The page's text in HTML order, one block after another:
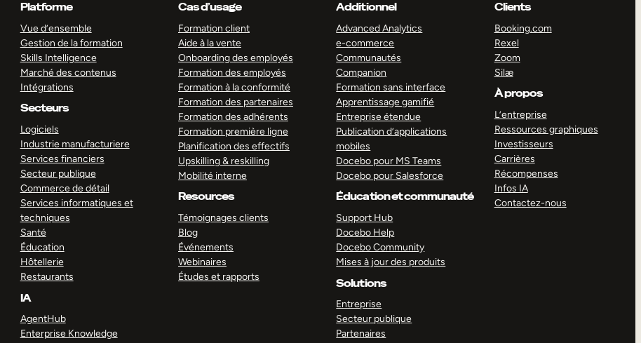
Platforme
Vue d’ensemble
Gestion de la formation
Skills Intelligence
Marché des contenus
Intégrations
Secteurs
Logiciels
Industrie manufacturiere
Services financiers
Secteur publique
Commerce de détail
Services informatiques et
techniques
Santé
Éducation
Hôtellerie
Restaurants
IA
AgentHub
Enterprise Knowledge
Cas d’usage
Formation client
Aide à la vente
Onboarding des employés
Formation des employés
Formation à la conformité
Formation des partenaires
Formation des adhérents
Formation première ligne
Planification des effectifs
Upskilling & reskilling
Mobilité interne
Resources
Témoignages clients
Blog
Événements
Webinaires
Études et rapports
Additionnel
Advanced Analytics
e-commerce
Communautés
Companion
Formation sans interface
Apprentissage gamifié
Entreprise étendue
Publication d’applications
mobiles
Docebo pour MS Teams
Docebo pour Salesforce
Éducation et communauté
Support Hub
Docebo Help
Docebo Community
Mises à jour des produits
Solutions
Entreprise
Secteur publique
Partenaires
Clients
Booking.com
Rexel
Zoom
Silæ
À propos
L’entreprise
Ressources graphiques
Investisseurs
Carrières
Récompenses
Infos IA
Contactez-nous